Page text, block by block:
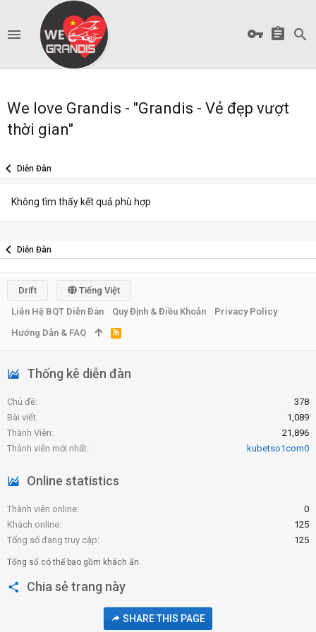
We love Grandis - "Grandis - Vẻ đẹp vượt
thời gian"
Diễn Đàn
Không tìm thấy kết quả phù hợp
Diễn Đàn
Thống kê diễn đàn
Chủ đề
378
Bài viết
1,089
Thành Viên
21,896
Thành viên mới nhất
kubetso1com0
Online statistics
Thành viên online
0
Khách online
125
Tổng số đang truy cập
125
Tổng số có thể bao gồm khách ẩn.
Chia sẻ trang này
SHARE THIS PAGE
Drift
Tiếng Việt
Liên Hệ BQT Diễn Đàn
Quy Định & Điều Khoản
Privacy Policy
Hướng Dẫn & FAQ
R
S